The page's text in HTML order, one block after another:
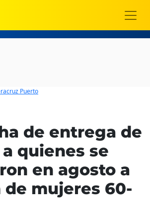
Puerto
de entrega de
quienes se
en agosto a
de mujeres 60-